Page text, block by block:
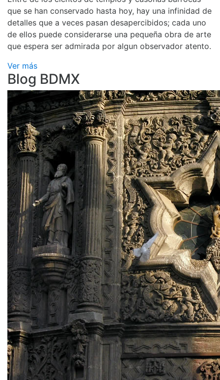
que se han conservado hasta hoy, hay una infinidad de
detalles que a veces pasan desapercibidos; cada uno
de ellos puede considerarse una pequeña obra de arte
que espera ser admirada por algun observador atento.
Ver más
Blog BDMX